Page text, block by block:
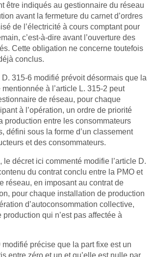
être indiqués au gestionnaire du réseau
avant la fermeture du carnet d’ordres
de l’électricité à cours comptant pour
c’est-à-dire avant l’ouverture des
Cette obligation ne concerne toutefois
conclus.
D. 315-6 modifié prévoit désormais que la
à l’article L. 315-2 peut
de réseau, pour chaque
à l’opération, un ordre de priorité
production entre les consommateurs
défini sous la forme d’un classement
et des consommateurs.
le décret ici commenté modifie l’article D.
du contrat conclu entre la PMO et
réseau, en imposant au contrat de
pour chaque installation de production
d’autoconsommation collective,
production qui n’est pas affectée à
modifié précise que la part fixe est un
entre zéro et un et qu’elle est nulle par